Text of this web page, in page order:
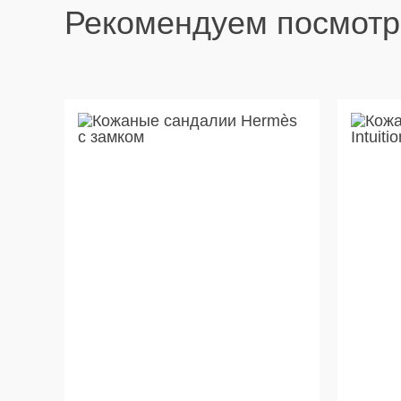
Рекомендуем